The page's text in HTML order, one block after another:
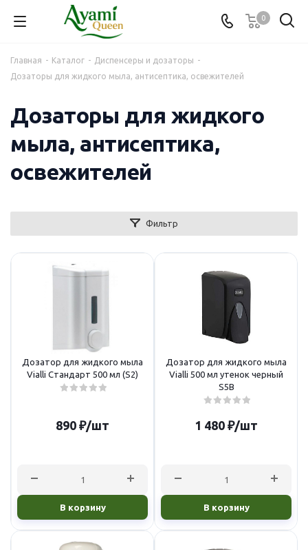
0
Главная - Каталог - Диспенсеры и дозаторы -
Дозаторы для жидкого мыла, антисептика, освежителей
Дозаторы для жидкого
мыла, антисептика,
освежителей
Фильтр
Дозатор для жидкого мыла
Vialli Стандарт 500 мл (S2)
890 ₽/шт
В корзину
Дозатор для жидкого мыла
Vialli 500 мл утенок черный
S5В
1 480 ₽/шт
В корзину